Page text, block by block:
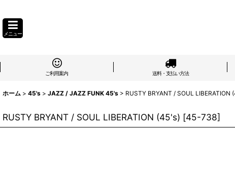
メニュー
ご利用案内 送料・支払い方法
ホーム > 45's > JAZZ / JAZZ FUNK 45's > RUSTY BRYANT / SOUL LIBERATION
RUSTY BRYANT / SOUL LIBERATION (45's) [45-738]